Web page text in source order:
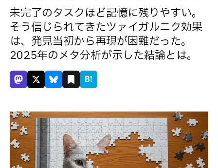
未完了のタスクほど記憶に残りやすい。
そう信じられてきたツァイガルニク効果
は、発見当初から再現が困難だった。
2025年のメタ分析が示した結論とは。
B!